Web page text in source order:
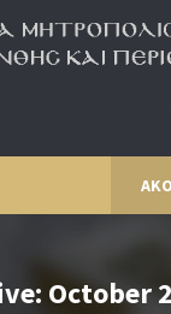
October